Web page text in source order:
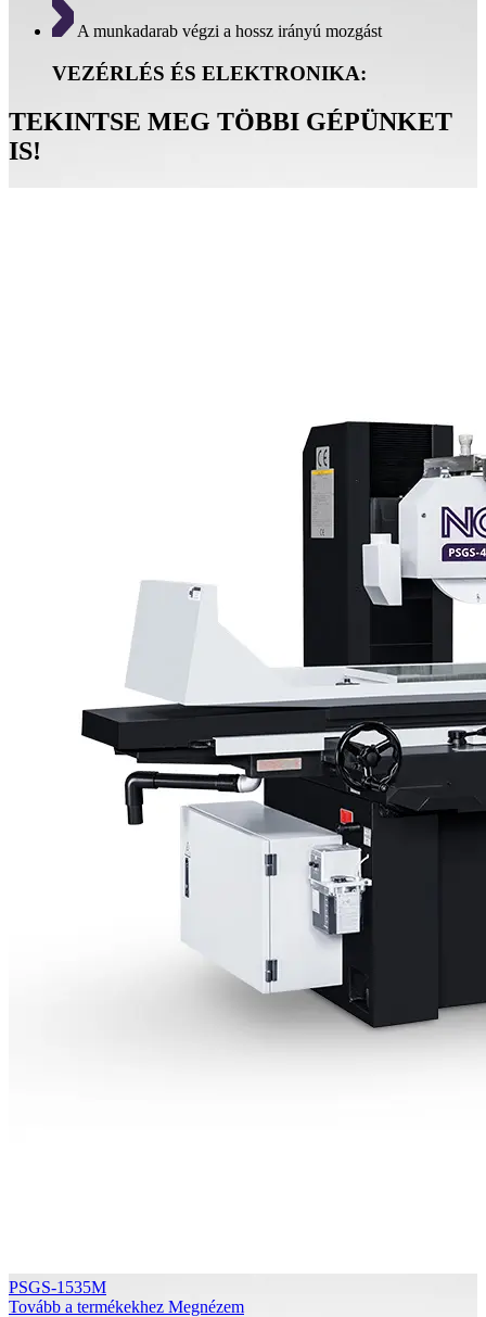
A munkadarab végzi a hossz irányú mozgást
VEZÉRLÉS ÉS ELEKTRONIKA:
TEKINTSE MEG TÖBBI GÉPÜNKET
IS!
PSGS-1535M
Tovább a termékekhez Megnézem